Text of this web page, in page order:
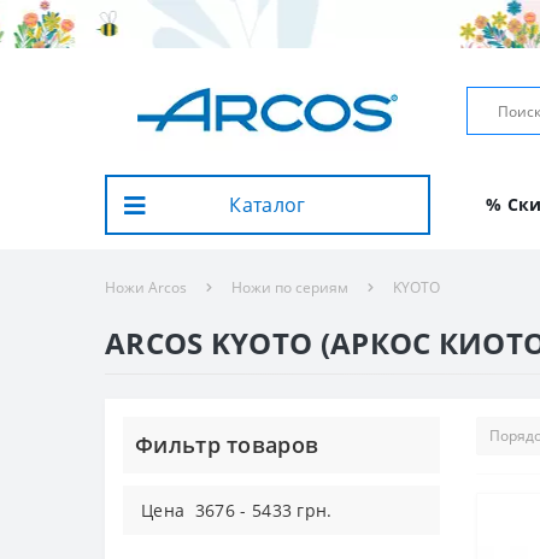
Каталог %
Ножи Arcos Ножи по сериям KYOTO
ARCOS KYOTO (АРКОС
Фильтр товаров
Цена 3676 - 5433 грн.